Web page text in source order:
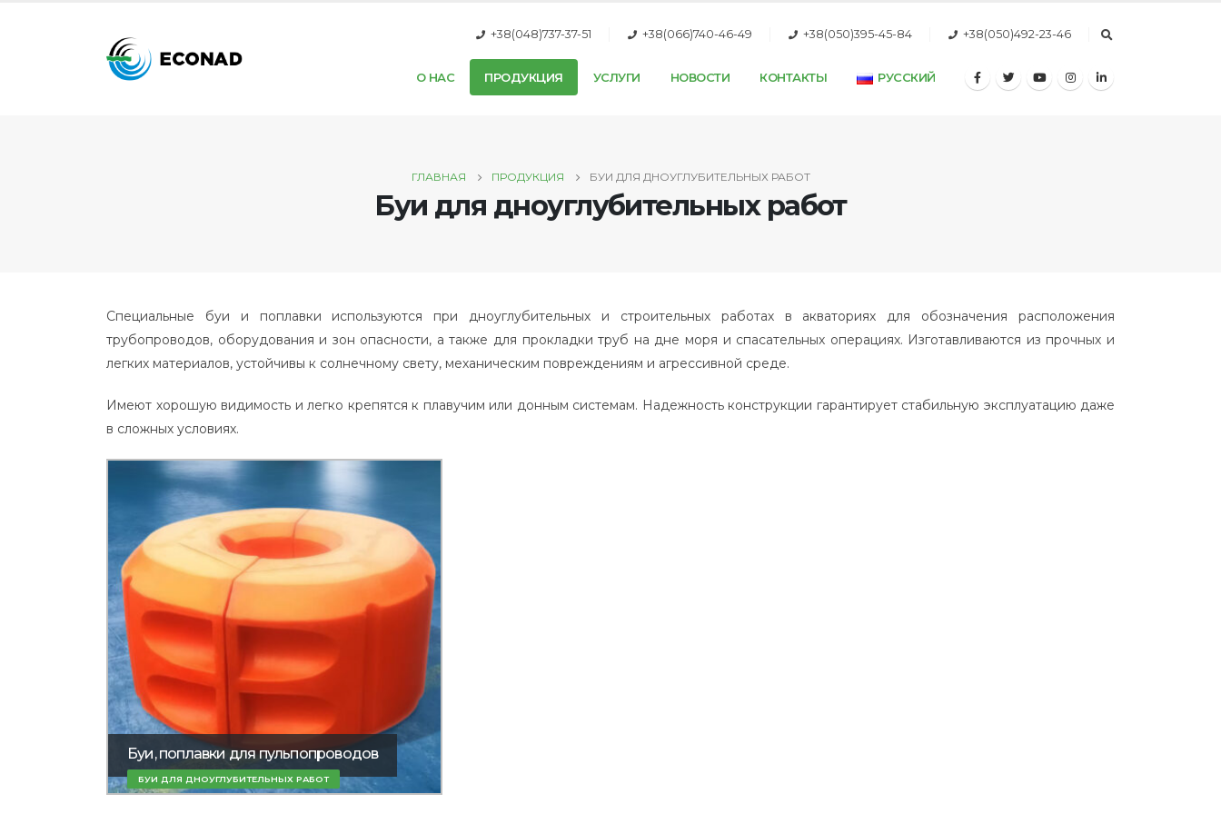
+38(048)737-37-51 +38(066)740-46-49 +38(050)395-45-84 +38(050)492-23-46
О НАС ПРОДУКЦИЯ УСЛУГИ НОВОСТИ КОНТАКТЫ РУССКИЙ
ГЛАВНАЯ ПРОДУКЦИЯ БУИ ДЛЯ ДНОУГЛУБИТЕЛЬНЫХ РАБОТ
Буи для дноуглубительных работ
Специальные буи и поплавки используются при дноуглубительных и строительных работах в акваториях для обозначения расположения
трубопроводов, оборудования и зон опасности, а также для прокладки труб на дне моря и спасательных операциях. Изготавливаются из прочных и
легких материалов, устойчивы к солнечному свету, механическим повреждениям и агрессивной среде.
Имеют хорошую видимость и легко крепятся к плавучим или донным системам. Надежность конструкции гарантирует стабильную эксплуатацию даже
в сложных условиях.
Буи, поплавки для пульпопроводов
БУИ ДЛЯ ДНОУГЛУБИТЕЛЬНЫХ РАБОТ